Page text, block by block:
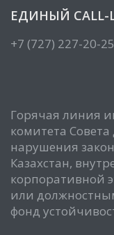
ЕДИНЫЙ CALL-
+7 (727) 227-20-
Горячая линия
комитета
нарушения
Казахстан,
корпоративной
или
фонд